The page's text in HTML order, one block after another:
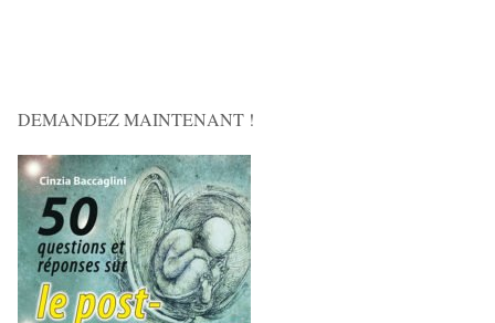
DEMANDEZ MAINTENANT !